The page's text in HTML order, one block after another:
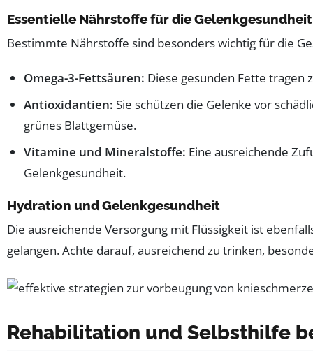
Essentielle Nährstoffe für die Gelenkgesundheit
Bestimmte Nährstoffe sind besonders wichtig für die
Omega-3-Fettsäuren: Diese gesunden Fette tragen
Antioxidantien: Sie schützen die Gelenke vor
grünes Blattgemüse.
Vitamine und Mineralstoffe: Eine ausreichende
Gelenkgesundheit.
Hydration und Gelenkgesundheit
Die ausreichende Versorgung mit Flüssigkeit ist
gelangen. Achte darauf, ausreichend zu trinken,
Rehabilitation und Selbsthilfe